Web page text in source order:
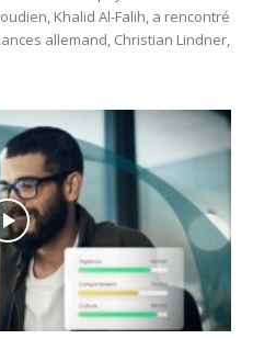
Khalid Al-Falih, a rencontré
allemand, Christian Lindner,